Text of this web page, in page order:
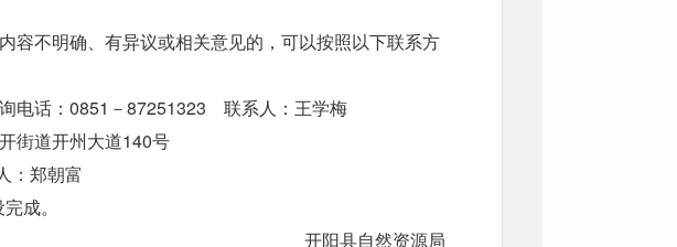
容不明确、有异议或相关意见的，可以按照以下联系方
电话：0851－87251323 联系人：王学梅
街道开州大道140号
：郑朝富
成。
开阳县自然资源局